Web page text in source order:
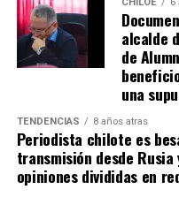
sentimiento
la disminución de
funcionamiento de lo
Quellón».
Finalmente, Ojeda
no descansará
Quellón.«La salud es
permitir que esta
concluyó.
CHILOE 6
alcalde
de
una
TENDENCIAS 8 años atras
Periodista chilote es
transmisión desde Rusia
opiniones divididas en